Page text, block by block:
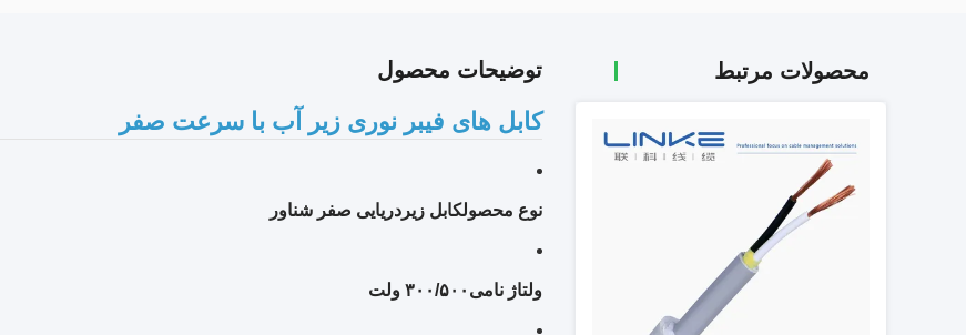
محصولات مرتبط توضیحات محصول
کابل های فیبر نوری زیر آب با سرعت صفر
نوع محصولکابل زیردریایی صفر شناور
ولتاژ نامی ۳۰۰/۵۰۰ ولت